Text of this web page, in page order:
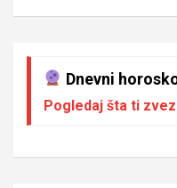
Dnevni
Pogledaj šta ti